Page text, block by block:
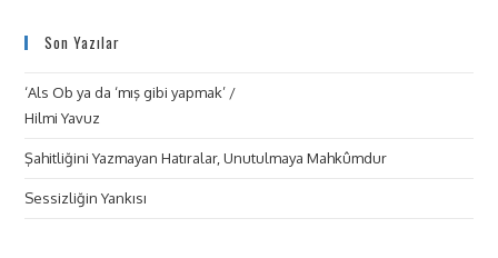
Son Yazılar
‘Als Ob ya da ‘mış gibi yapmak’ /
Hilmi Yavuz
Şahitliğini Yazmayan Hatıralar, Unutulmaya Mahkûmdur
Sessizliğin Yankısı